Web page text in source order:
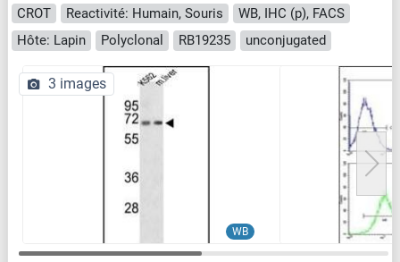
CROT Reactivité: Humain, Souris
WB, IHC (p), FACS
Hôte: Lapin
Polyclonal RB19235 unconjugated
WB
3 images